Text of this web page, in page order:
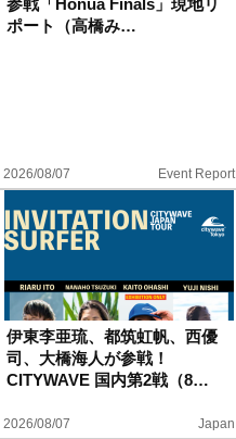
2026/08/07 Event Report
伊東李亜琉、都筑虹帆、西優
司、大橋海人が参戦！
CITYWAVE 国内第2戦（8…
2026/08/07 Japan